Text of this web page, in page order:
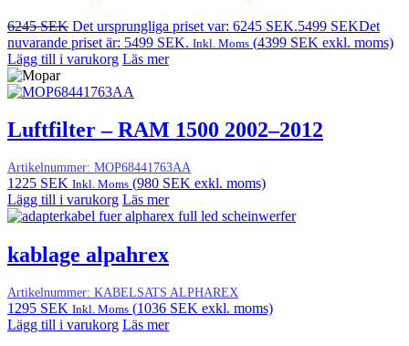
6245SEK Det ursprungliga priset var: 6245 SEK.5499 SEKDet
nuvarande priset är: 5499 SEK. Inkl. Moms (4399 SEK exkl. moms)
Lägg till i varukorg Läs mer
Luftfilter – RAM 1500 2002–2012
Artikelnummer: MOP68441763AA
1225 SEK Inkl. Moms (980 SEK exkl. moms)
Lägg till i varukorg Läs mer
kablage alpahrex
Artikelnummer: KABELSATS ALPHAREX
1295 SEK Inkl. Moms (1036 SEK exkl. moms)
Lägg till i varukorg Läs mer